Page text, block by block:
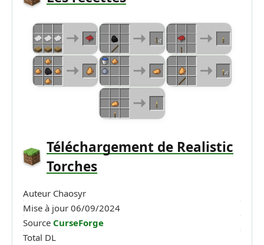
Téléchargement de Realistic
Torches
Auteur Chaosyr
Mise à jour 06/09/2024
Source CurseForge
Total DL